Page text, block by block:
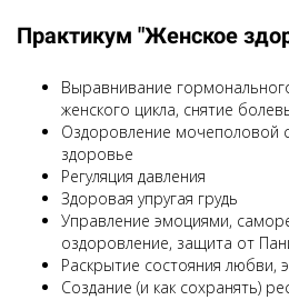
Практикум "Женское
Выравнивание
женского цикла, снятие
Оздоровление мочеполовой
здоровье
Регуляция давления
Здоровая упругая грудь
Управление эмоциями,
оздоровление, защита от
Раскрытие состояния любви,
Создание (и как сохранять)